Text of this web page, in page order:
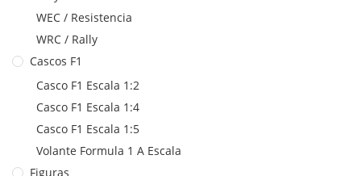
WEC / Resistencia
WRC / Rally
Cascos F1
Casco F1 Escala 1:2
Casco F1 Escala 1:4
Casco F1 Escala 1:5
Volante Formula 1 A Escala
Figuras